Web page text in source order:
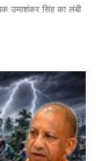
उमाशंकर सिंह का लंबी